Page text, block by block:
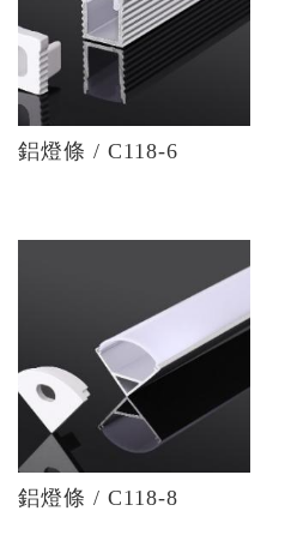
鋁燈條 / C118-6
鋁燈條 / C118-8